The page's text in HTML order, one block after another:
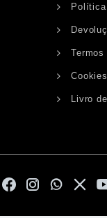
Termos
Cookies
Livro